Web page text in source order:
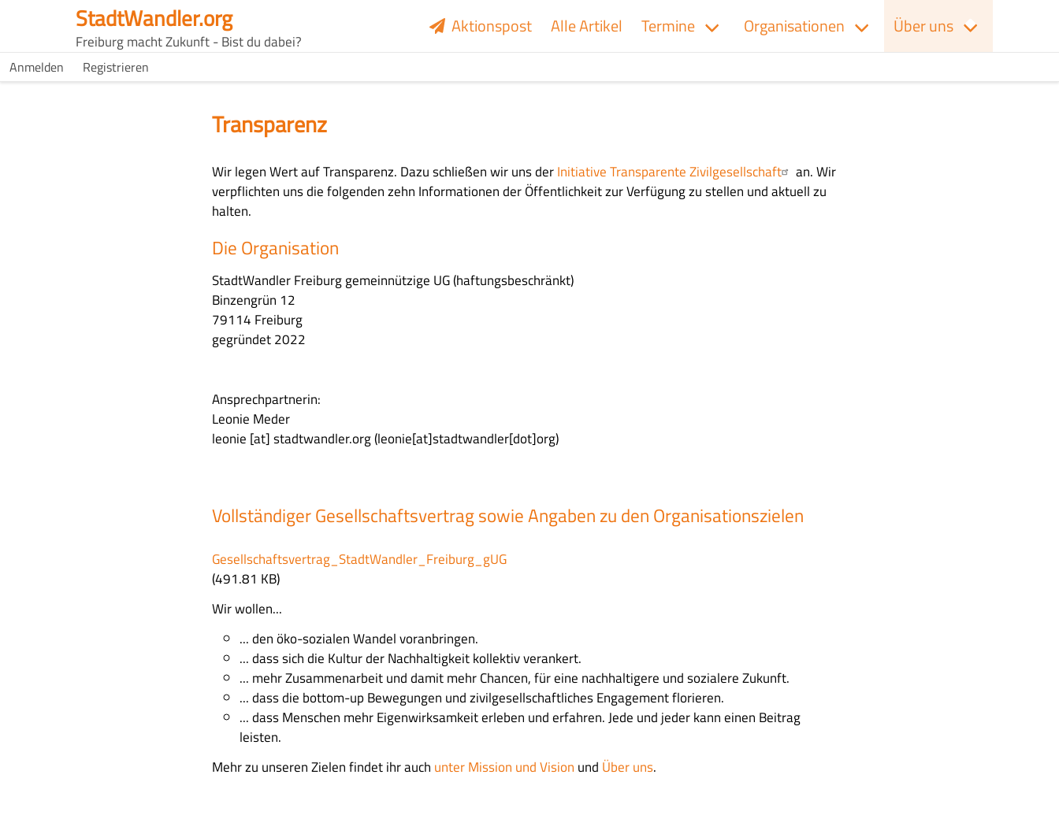
content
StadtWandler.org
Freiburg macht Zukunft - Bist du dabei?
H4C
Main
Aktionspost Alle Artikel Termine Organisationen Über uns
H4C
Anmelden Registrieren
Transparenz
M
a
i
c
o
n
t
e
n
Wir legen Wert auf Transparenz. Dazu schließen wir uns derInitiative Transparente Zivilgesellschaft
an. Wir
verpflichten uns die folgenden zehn Informationen der Öffentlichkeit zur Verfügung zu stellen und aktuell zu
halten.
Die Organisation
StadtWandler Freiburg gemeinnützige UG (haftungsbeschränkt)
Binzengrün 12
79114 Freiburg
gegründet 2022
Ansprechpartnerin:
Leonie Meder
leonie [at]stadtwandler.org(leonie[at]stadtwandler[dot]org)
Vollständiger Gesellschaftsvertrag sowie Angaben zu den Organisationszielen
F
i
l
e
Gesellschaftsvertrag_StadtWandler_Freiburg_gUG
(491.81 KB)
Wir wollen...
... den öko-sozialen Wandel voranbringen.
... dass sich die Kultur der Nachhaltigkeit kollektiv verankert.
... mehr Zusammenarbeit und damit mehr Chancen, für eine nachhaltigere und sozialere Zukunft.
... dass die bottom-up Bewegungen und zivilgesellschaftliches Engagement florieren.
... dass Menschen mehr Eigenwirksamkeit erleben und erfahren. Jede und jeder kann einen Beitrag
leisten.
Mehr zu unseren Zielen findet ihr auch unter Mission und Vision und Über uns.